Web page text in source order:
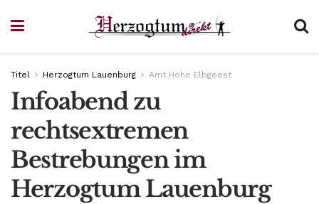
Titel Herzogtum Lauenburg Amt Hohe Elbgeest
Infoabend zu
rechtsextremen
Bestrebungen im
Herzogtum Lauenburg